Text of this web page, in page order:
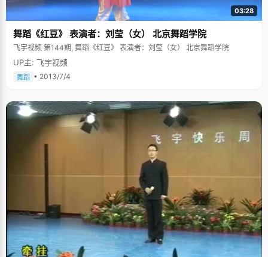
03:28
舞蹈《红豆》 表演者：刘莹（女） 北京舞蹈学院
飞宇视频 第144期, 舞蹈《红豆》 表演者：刘莹（女） 北京舞蹈学院
UP主: 飞宇视频
舞蹈 • 2013/7/4